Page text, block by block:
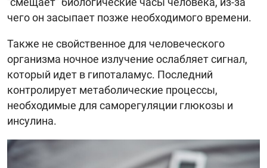
чего он засыпает позже необходимого времени.
Также не свойственное для человеческого
организма ночное излучение ослабляет сигнал,
который идет в гипоталамус. Последний
контролирует метаболические процессы,
необходимые для саморегуляции глюкозы и
инсулина.